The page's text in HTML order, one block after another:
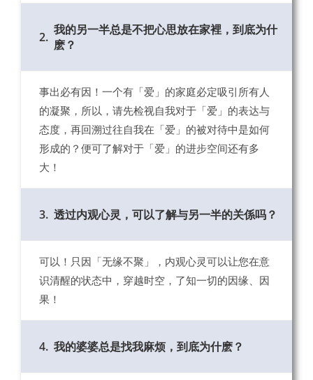
2. 我的另一半总是不把心思放在家裡，到底为什
麽？
事出必有因！一个有「爱」的家庭必定吸引所有人
的凝聚，所以，请先检视自我对于「爱」的表达与
态度，再回溯过往自我在「爱」的被对待中是如何
形成的？便可了解对于「爱」的进步空间还有多
大！
3. 透过内观心灵，可以了解与另一半的关係吗？
可以！只因「无缘不聚」，内观心灵可以让您在意
识清醒的状态中，穿越时空，了知一切的因缘、因
果！
4. 我的婆婆总是找我麻烦，到底为什麽？